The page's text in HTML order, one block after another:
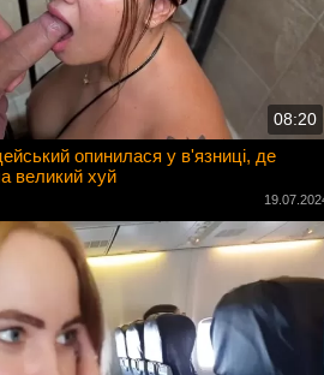
08:20
опинилася у в'язниці, де
великий хуй